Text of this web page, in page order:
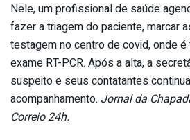
Nele, um profissional de saúde
fazer a triagem do paciente, marcar
testagem no centro de covid, onde
exame RT-PCR. Após a alta, a
suspeito e seus contatantes
acompanhamento. Jornal da
Correio 24h.